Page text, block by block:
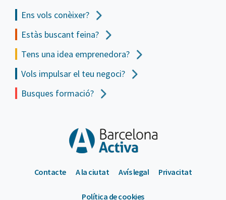
Ens vols conèixer?
Estàs buscant feina?
Tens una idea emprenedora?
Vols impulsar el teu negoci?
Busques formació?
Contacte A la ciutat Avís legal Privacitat
Política de cookies